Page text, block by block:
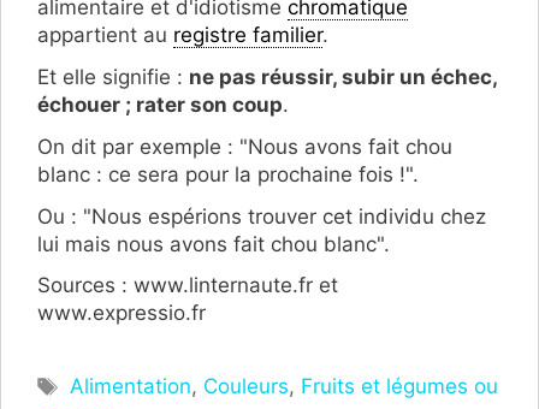
alimentaire et d'idiotisme chromatique
appartient au registre familier.
Et elle signifie : ne pas réussir, subir un échec,
échouer ; rater son coup.
On dit par exemple : "Nous avons fait chou
blanc : ce sera pour la prochaine fois !".
Ou : "Nous espérions trouver cet individu chez
lui mais nous avons fait chou blanc".
Sources : www.linternaute.fr et
www.expressio.fr
Étiquettes
Alimentation, Couleurs, Fruits et légumes ou